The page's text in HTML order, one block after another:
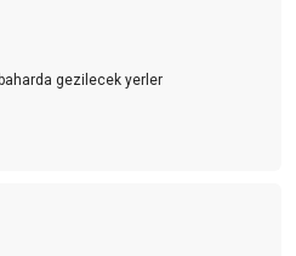
gezilecek yerler